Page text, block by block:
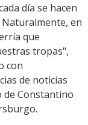
día se hacen
Naturalmente, en
que
tropas",
con
de noticias
de Constantino